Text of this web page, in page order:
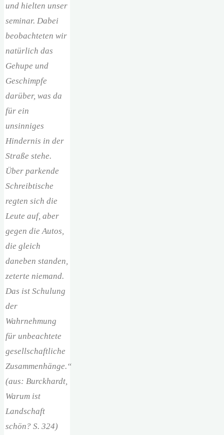
und hielten unser
seminar. Dabei
beobachteten wir
natürlich das
Gehupe und
Geschimpfe
darüber, was da
für ein
unsinniges
Hindernis in der
Straße stehe.
Über parkende
Schreibtische
regten sich die
Leute auf, aber
gegen die Autos,
die gleich
daneben standen,
zeterte niemand.
Das ist Schulung
der
Wahrnehmung
für unbeachtete
gesellschaftliche
Zusammenhänge.“
(aus: Burckhardt,
Warum ist
Landschaft
schön? S. 324)